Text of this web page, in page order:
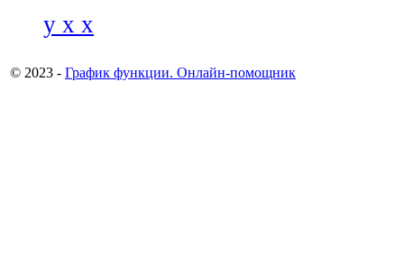
y x x
© 2023 - График функции. Онлайн-помощник